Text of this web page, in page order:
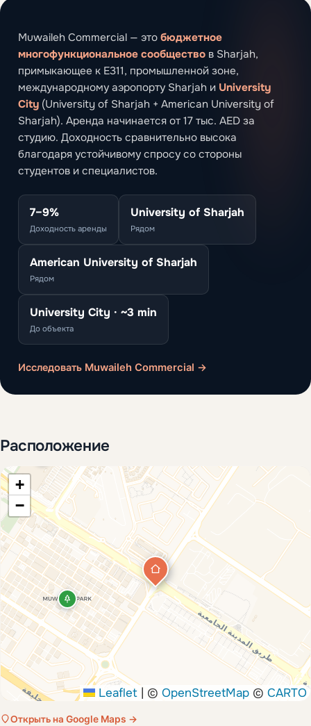
Muwaileh Commercial — это бюджетное
многофункциональное сообщество в Sharjah,
примыкающее к E311, промышленной зоне,
международному аэропорту Sharjah и University
City (University of Sharjah + American University of
Sharjah). Аренда начинается от 17 тыс. AED за
студию. Доходность сравнительно высока
благодаря устойчивому спросу со стороны
студентов и специалистов.
7–9%
Доходность аренды
University of Sharjah
Рядом
American University of Sharjah
Рядом
University City · ~3 min
До объекта
Исследовать Muwaileh Commercial →
Расположение
+
−
Leaflet | © OpenStreetMap © CARTO
Открыть на Google Maps →